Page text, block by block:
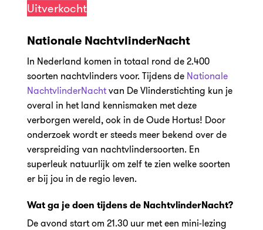
Uitverkocht
Nationale NachtvlinderNacht
In Nederland komen in totaal rond de 2.400
soorten nachtvlinders voor. Tijdens de Nationale
NachtvlinderNachtvan De Vlinderstichting kun je
overal in het land kennismaken met deze
verborgen wereld, ook in de Oude Hortus! Door
onderzoek wordt er steeds meer bekend over de
verspreiding van nachtvlindersoorten. En
superleuk natuurlijk om zelf te zien welke soorten
er bij jou in de regio leven.
Wat ga je doen tijdens de NachtvlinderNacht?
De avond start om 21.30 uur met een mini-lezing